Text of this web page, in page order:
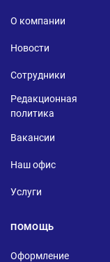
О компании
Новости
Сотрудники
Редакционная
политика
Вакансии
Наш офис
Услуги
ПОМОЩЬ
Оформление